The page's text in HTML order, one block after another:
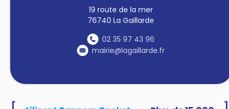
19 route de la mer
76740 La Gaillarde
02 35 97 43 96
mairie@lagaillarde.fr